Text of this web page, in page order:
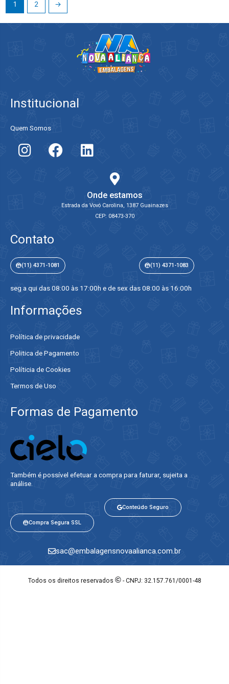
1 2 →
Institucional
Quem Somos
Onde estamos
Estrada da Vovó Carolina, 1387 Guainazes
CEP: 08473-370
Contato
(11) 4371-1081 (11) 4371-1083
seg a qui das 08:00 às 17:00h e de sex das 08:00 às 16:00h
Informações
Política de privacidade
Politica de Pagamento
Políticia de Cookies
Termos de Uso
Formas de Pagamento
Também é possível efetuar a compra para faturar, sujeita a
análise.​
Compra Segura SSL
Conteúdo Seguro
sac@embalagensnovaalianca.com.br
Todos os direitos reservados ©- CNPJ: 32.157.761/0001-48